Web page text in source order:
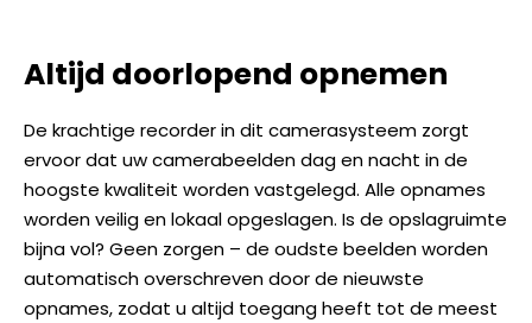
Altijd doorlopend opnemen
De krachtige recorder in dit camerasysteem zorgt
ervoor dat uw camerabeelden dag en nacht in de
hoogste kwaliteit worden vastgelegd. Alle opnames
worden veilig en lokaal opgeslagen. Is de opslagruimte
bijna vol? Geen zorgen – de oudste beelden worden
automatisch overschreven door de nieuwste
opnames, zodat u altijd toegang heeft tot de meest